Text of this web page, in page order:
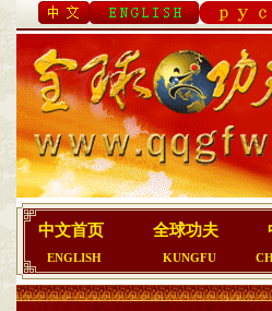
中文首页
ENGLISH
全球功夫
KUNGFU